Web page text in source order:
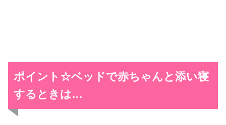
ポイント☆ベッドで赤ちゃんと添い寝
するときは…